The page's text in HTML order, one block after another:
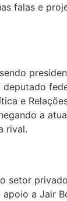
falas e
e
a
rival.
setor
a Jair